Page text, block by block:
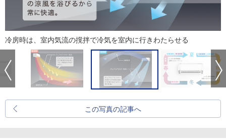
冷房時は、室内気流の撹拌で冷気を室内に行きわたらせる
この写真の記事へ